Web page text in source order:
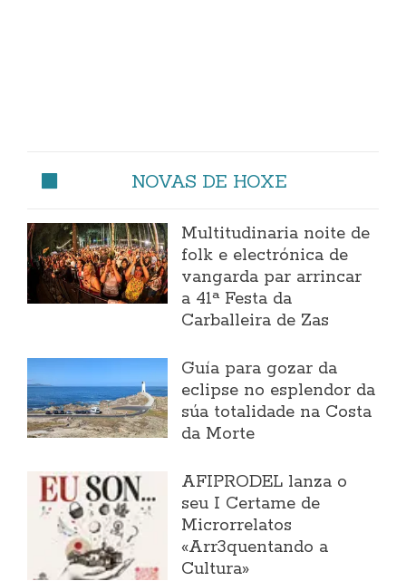
NOVAS DE HOXE
Multitudinaria noite de
folk e electrónica de
vangarda par arrincar
a 41ª Festa da
Carballeira de Zas
Guía para gozar da
eclipse no esplendor da
súa totalidade na Costa
da Morte
AFIPRODEL lanza o
seu I Certame de
Microrrelatos
«Arr3quentando a
Cultura»